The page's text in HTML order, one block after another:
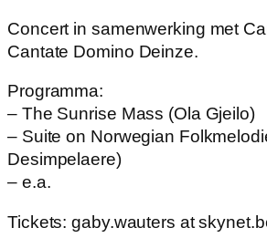
Concert in samenwerking met
Cantate Domino Deinze.
Programma:
– The Sunrise Mass (Ola Gjeilo)
– Suite on Norwegian
Desimpelaere)
– e.a.
Tickets: gaby.wauters at